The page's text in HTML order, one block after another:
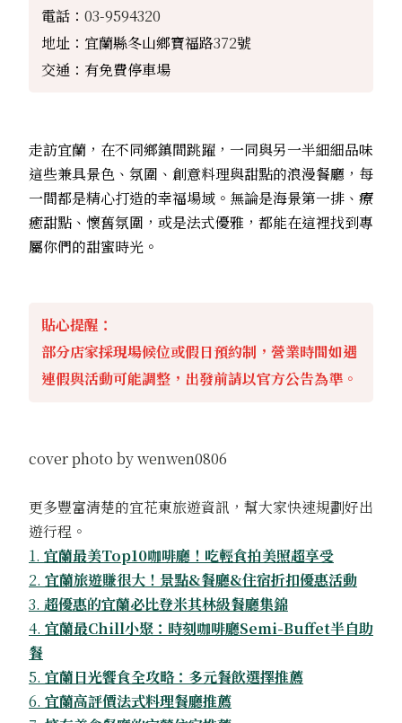
電話： 03-9594320
地址：宜蘭縣冬山鄉寶福路372號
交通：有免費停車場
走訪宜蘭，在不同鄉鎮間跳躍，一同與另一半細細品味
這些兼具景色、氛圍、創意料理與甜點的浪漫餐廳，每
一間都是精心打造的幸福場域。無論是海景第一排、療
癒甜點、懷舊氛圍，或是法式優雅，都能在這裡找到專
屬你們的甜蜜時光。
貼心提醒：
部分店家採現場候位或假日預約制，營業時間如遇
連假與活動可能調整，出發前請以官方公告為準。
cover photo bywenwen0806
更多豐富清楚的宜花東旅遊資訊，幫大家快速規劃好出
遊行程。
1. 宜蘭最美Top10咖啡廳！吃輕食拍美照超享受
2. 宜蘭旅遊賺很大！景點&餐廳&住宿折扣優惠活動
3. 超優惠的宜蘭必比登米其林級餐廳集錦
4. 宜蘭最Chill小聚：時刻咖啡廳Semi-Buffet半自助
餐
5. 宜蘭日光饗食全攻略：多元餐飲選擇推薦
6. 宜蘭高評價法式料理餐廳推薦